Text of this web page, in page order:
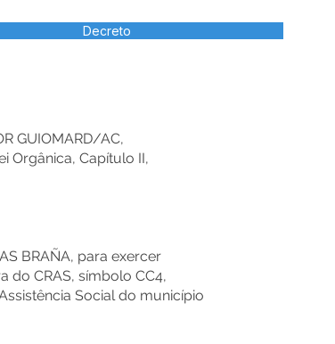
Decreto
GUIOMARD/AC,
Orgânica, Capítulo II,
BRAÑA, para exercer
do CRAS, símbolo CC4,
Social do município